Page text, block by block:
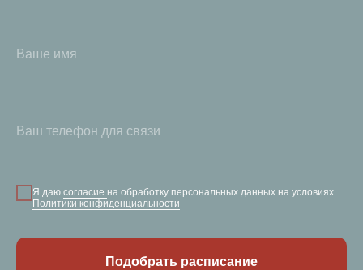
Я даю согласие на обработку персональных данных на условиях
Политики конфиденциальности
Подобрать расписание